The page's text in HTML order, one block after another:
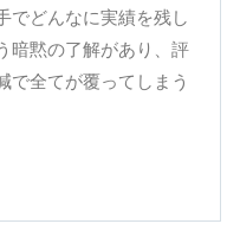
でどんなに実績を残し
暗黙の了解があり、評
で全てが覆ってしまう